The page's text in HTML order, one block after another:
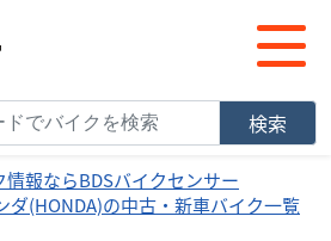
検索
報ならBDSバイクセンサー
ダ(HONDA)の中古・新車バイク一覧